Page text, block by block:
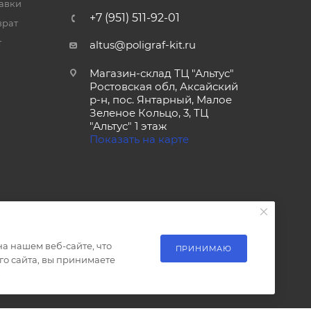
+7 (951) 511-92-01
altus@poligraf-kit.ru
Магазин-склад ТЦ "Альтус"
Ростовская обл, Аксайский
р-н, пос. Янтарный, Малое
Зеленое Кольцо, 3, ТЦ
"Альтус" 1 этаж
Показать на карте
нашем веб-сайте, что
сайта, вы принимаете
ПРИНИМАЮ